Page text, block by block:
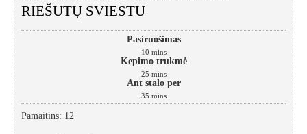
RIEŠUTŲ SVIESTU
Pasiruošimas
10 mins
Kepimo trukmė
25 mins
Ant stalo per
35 mins
Pamaitins: 12